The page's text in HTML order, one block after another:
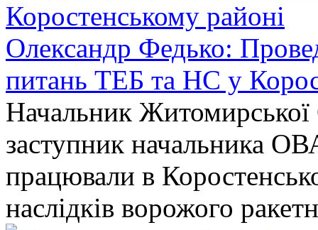
Олександр Федько:
питань ТЕБ та НС у
Начальник
заступник начальника
працювали в
наслідків ворожого